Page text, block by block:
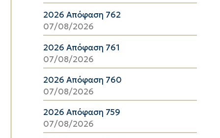
2026 Απόφαση 762
07/08/2026
2026 Απόφαση 761
07/08/2026
2026 Απόφαση 760
07/08/2026
2026 Απόφαση 759
07/08/2026